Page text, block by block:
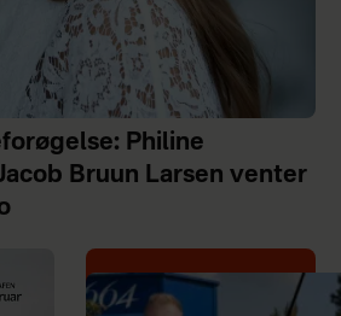
Philine
Bruun Larsen venter